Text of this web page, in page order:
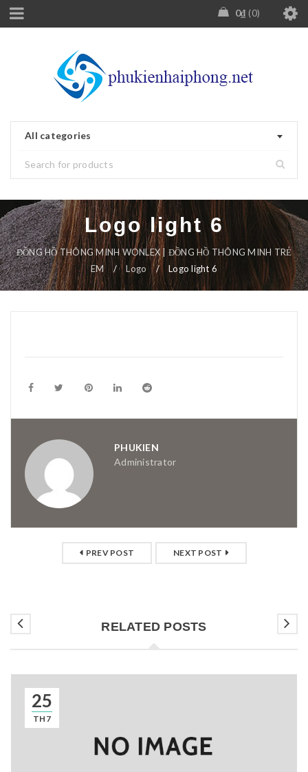
0₫ 0
All categories
Logo light 6
ĐỒNG HỒ THÔNG MINH WONLEX | ĐỒNG HỒ THÔNG MINH TRẺ
EM
/ Logo / Logo light 6
PHUKIEN
Administrator
PREV POST NEXT POST
RELATED POSTS
25
TH7